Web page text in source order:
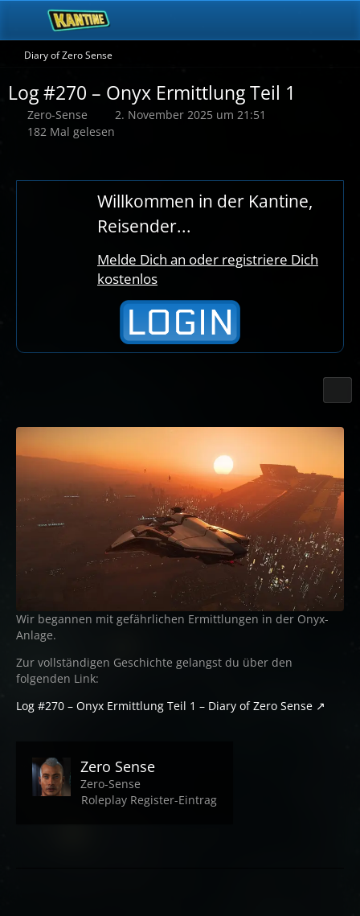
Diary of Zero Sense
Log #270 – Onyx Ermittlung Teil 1
Zero-Sense
2. November 2025 um 21:51
182 Mal gelesen
Willkommen in der Kantine,
Reisender...
Melde Dich an oder registriere Dich
kostenlos
Wir begannen mit gefährlichen Ermittlungen in der Onyx-
Anlage.
Zur vollständigen Geschichte gelangst du über den
folgenden Link:
Log #270 – Onyx Ermittlung Teil 1 – Diary of Zero Sense
Zero Sense
Zero-Sense
Roleplay Register-Eintrag